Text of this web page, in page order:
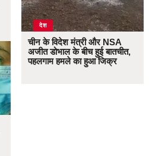
देश
चीन के विदेश मंत्री और NSA
अजीत डोभाल के बीच हुई बातचीत,
पहलगाम हमले का हुआ जिक्र